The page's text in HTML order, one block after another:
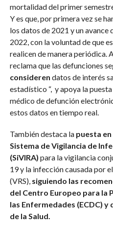
mortalidad del primer
Y es que, por primera vez se
los datos de 2021 y un avance
2022, con la voluntad de que
realicen de manera periódica.
reclama que las defunciones
consideren datos de interés
estadístico “, y apoya la
médico de defunción
estos datos en tiempo real.
También destaca la puesta
Sistema de Vigilancia de
(SiVIRA) para la vigilancia
19 y la infección causada por
(VRS), siguiendo las
del Centro Europeo para la
las Enfermedades (ECDC)
de la Salud.